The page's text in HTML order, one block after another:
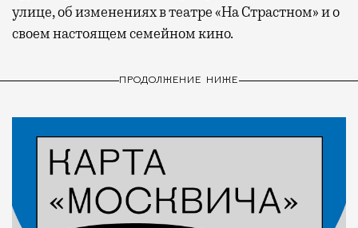
улице, об изменениях в театре «На Страстном» и о
своем настоящем семейном кино.
ПРОДОЛЖЕНИЕ НИЖЕ